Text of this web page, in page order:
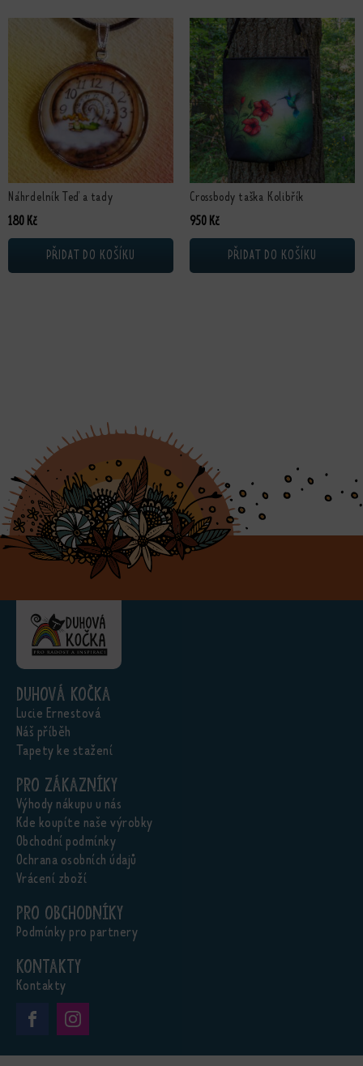
Náhrdelník Teď a tady
180 Kč
PŘIDAT DO KOŠÍKU
Crossbody taška Kolibřík
950 Kč
PŘIDAT DO KOŠÍKU
Duhová kočka
Lucie Ernestová
Náš příběh
Tapety ke stažení
Pro zákazníky
Výhody nákupu u nás
Kde koupíte naše výrobky
Obchodní podmínky
Ochrana osobních údajů
Vrácení zboží
Pro obchodníky
Podmínky pro partnery
Kontakty
Kontakty